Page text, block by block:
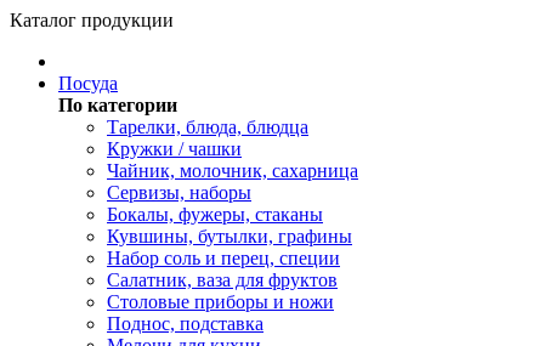
Каталог продукции
Посуда
По категории
Тарелки, блюда, блюдца
Кружки / чашки
Чайник, молочник, сахарница
Сервизы, наборы
Бокалы, фужеры, стаканы
Кувшины, бутылки, графины
Набор соль и перец, специи
Салатник, ваза для фруктов
Столовые приборы и ножи
Поднос, подставка